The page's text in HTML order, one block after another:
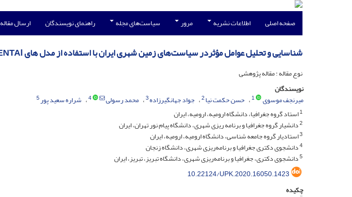
صفحه اصلی اطلاعات نشریه مرور سیاست‌های مجله راهنمای نویسندگان ارسال مقاله
شناسایی و تحلیل عوامل مؤثردر سیاست‌های زمین شهری ایران با استفاده از مدل های MENTAl و MACTOR
نوع مقاله : مقاله پژوهشی
نویسندگان
میرنجف موسوی
1 حسن حکمت نیا2 جواد جهانگیرزاده3 محمد رسولی 4 شراره سعید پور5
1استاد گروه جغرافیا، دانشگاه ارومیه، ارومیه، ایران
2دانشیار گروه جغرافیا و برنامه ریزی شهری، دانشگاه پیام نور تهران، ایران
3استادیار گروه جامعه شناسی، دانشگاه ارومیه، ارومیه، ایران
4دانشجوی دکتری جغرافیا و برنامه‌ریزی شهری، دانشگاه زنجان
5دانشجوی دکتری، جغرافیا و برنامه‌ریزی شهری، دانشگاه تبریز، تبریز، ایران
10.22124/UPK.2020.16050.1423
چکیده